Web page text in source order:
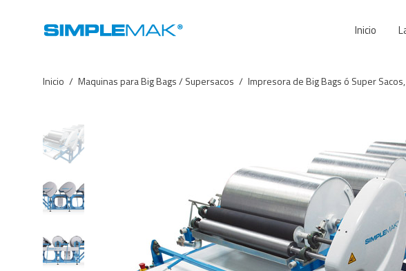
Inicio
Inicio / Maquinas para Big Bags / Supersacos / Impresora de Big Bags ó Super Sacos,